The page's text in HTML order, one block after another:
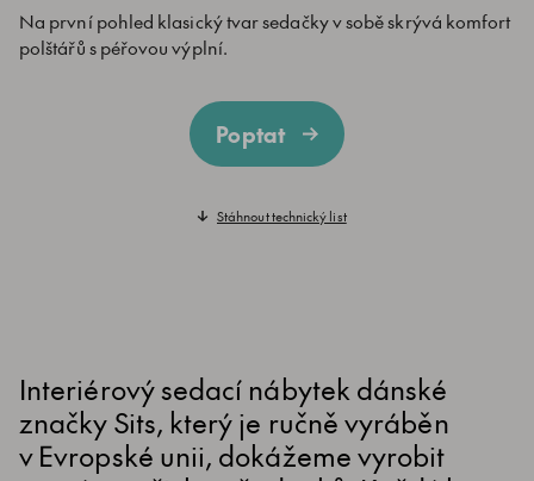
Na první pohled klasický tvar sedačky v sobě skrývá komfort
polštářů s péřovou výplní.
Poptat
Stáhnout technický list
Interiérový sedací nábytek dánské
značky Sits, který je ručně vyráběn
v Evropské unii, dokážeme vyrobit